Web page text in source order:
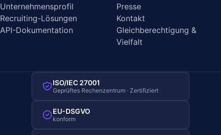
Unternehmensprofil
Recruiting-Lösungen
API-Dokumentation
Presse
Kontakt
Gleichberechtigung &
Vielfalt
ISO/IEC 27001
Geprüftes Rechenzentrum · Zertifiziert
EU-DSGVO
konform